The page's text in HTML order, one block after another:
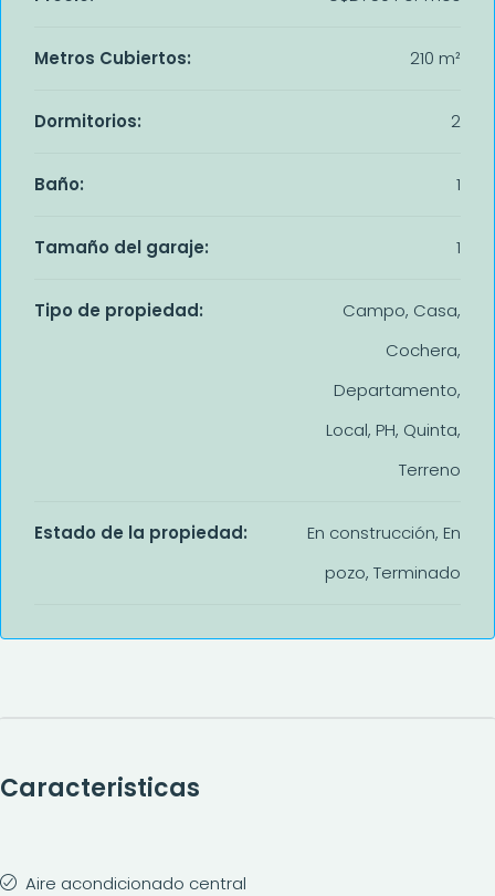
Metros Cubiertos: 210 m²
Dormitorios: 2
Baño: 1
Tamaño del garaje: 1
Tipo de propiedad:
Campo, Casa,
Cochera,
Departamento,
Local, PH, Quinta,
Terreno
Estado de la propiedad:
En construcción, En
pozo, Terminado
Caracteristicas
Aire acondicionado central